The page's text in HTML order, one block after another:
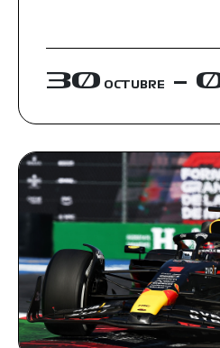
30 OCTUBRE –